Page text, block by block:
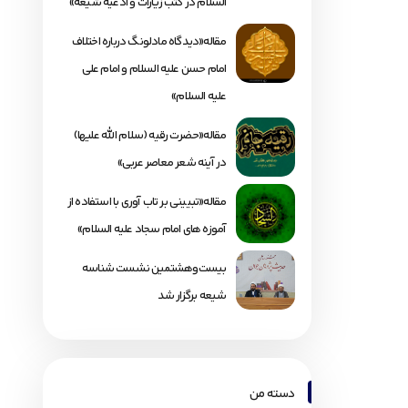
مقاله«دیدگاه مادلونگ درباره اختلاف
امام حسن علیه السلام و امام علی
علیه السلام»
مقاله«حضرت رقیه (سلام الله علیها)
در آینه شعر معاصر عربی»
مقاله«تبیینی بر تاب آوری با استفاده از
آموزه های امام سجاد علیه السلام»
بیست‌وهشتمین نشست شناسه
شیعه برگزار شد
دسته من